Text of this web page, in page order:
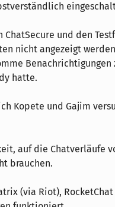
ChatSecure und den
nicht angezeigt
hatte.
Kopete und Gajim
auf die Chatverläufe
brauchen.
(via Riot),